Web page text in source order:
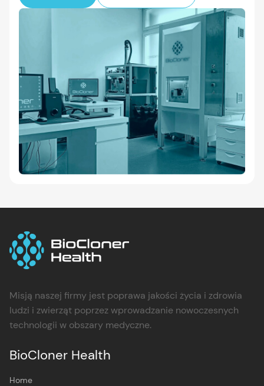
Misją naszej firmy jest poprawa jakości życia i zdrowia
ludzi i zwierząt poprzez wprowadzanie nowoczesnych
technologii w obszary medyczne.
BioCloner Health
Home